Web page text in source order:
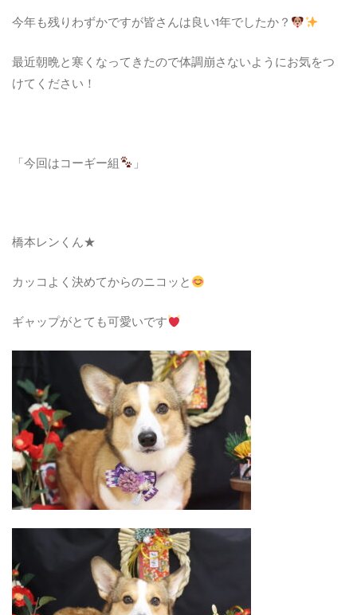
今年も残りわずかですが皆さんは良い1年でしたか？
最近朝晩と寒くなってきたので体調崩さないようにお気をつ
けてください！
「今回はコーギー組 」
橋本レンくん★
カッコよく決めてからのニコッと
ギャップがとても可愛いです